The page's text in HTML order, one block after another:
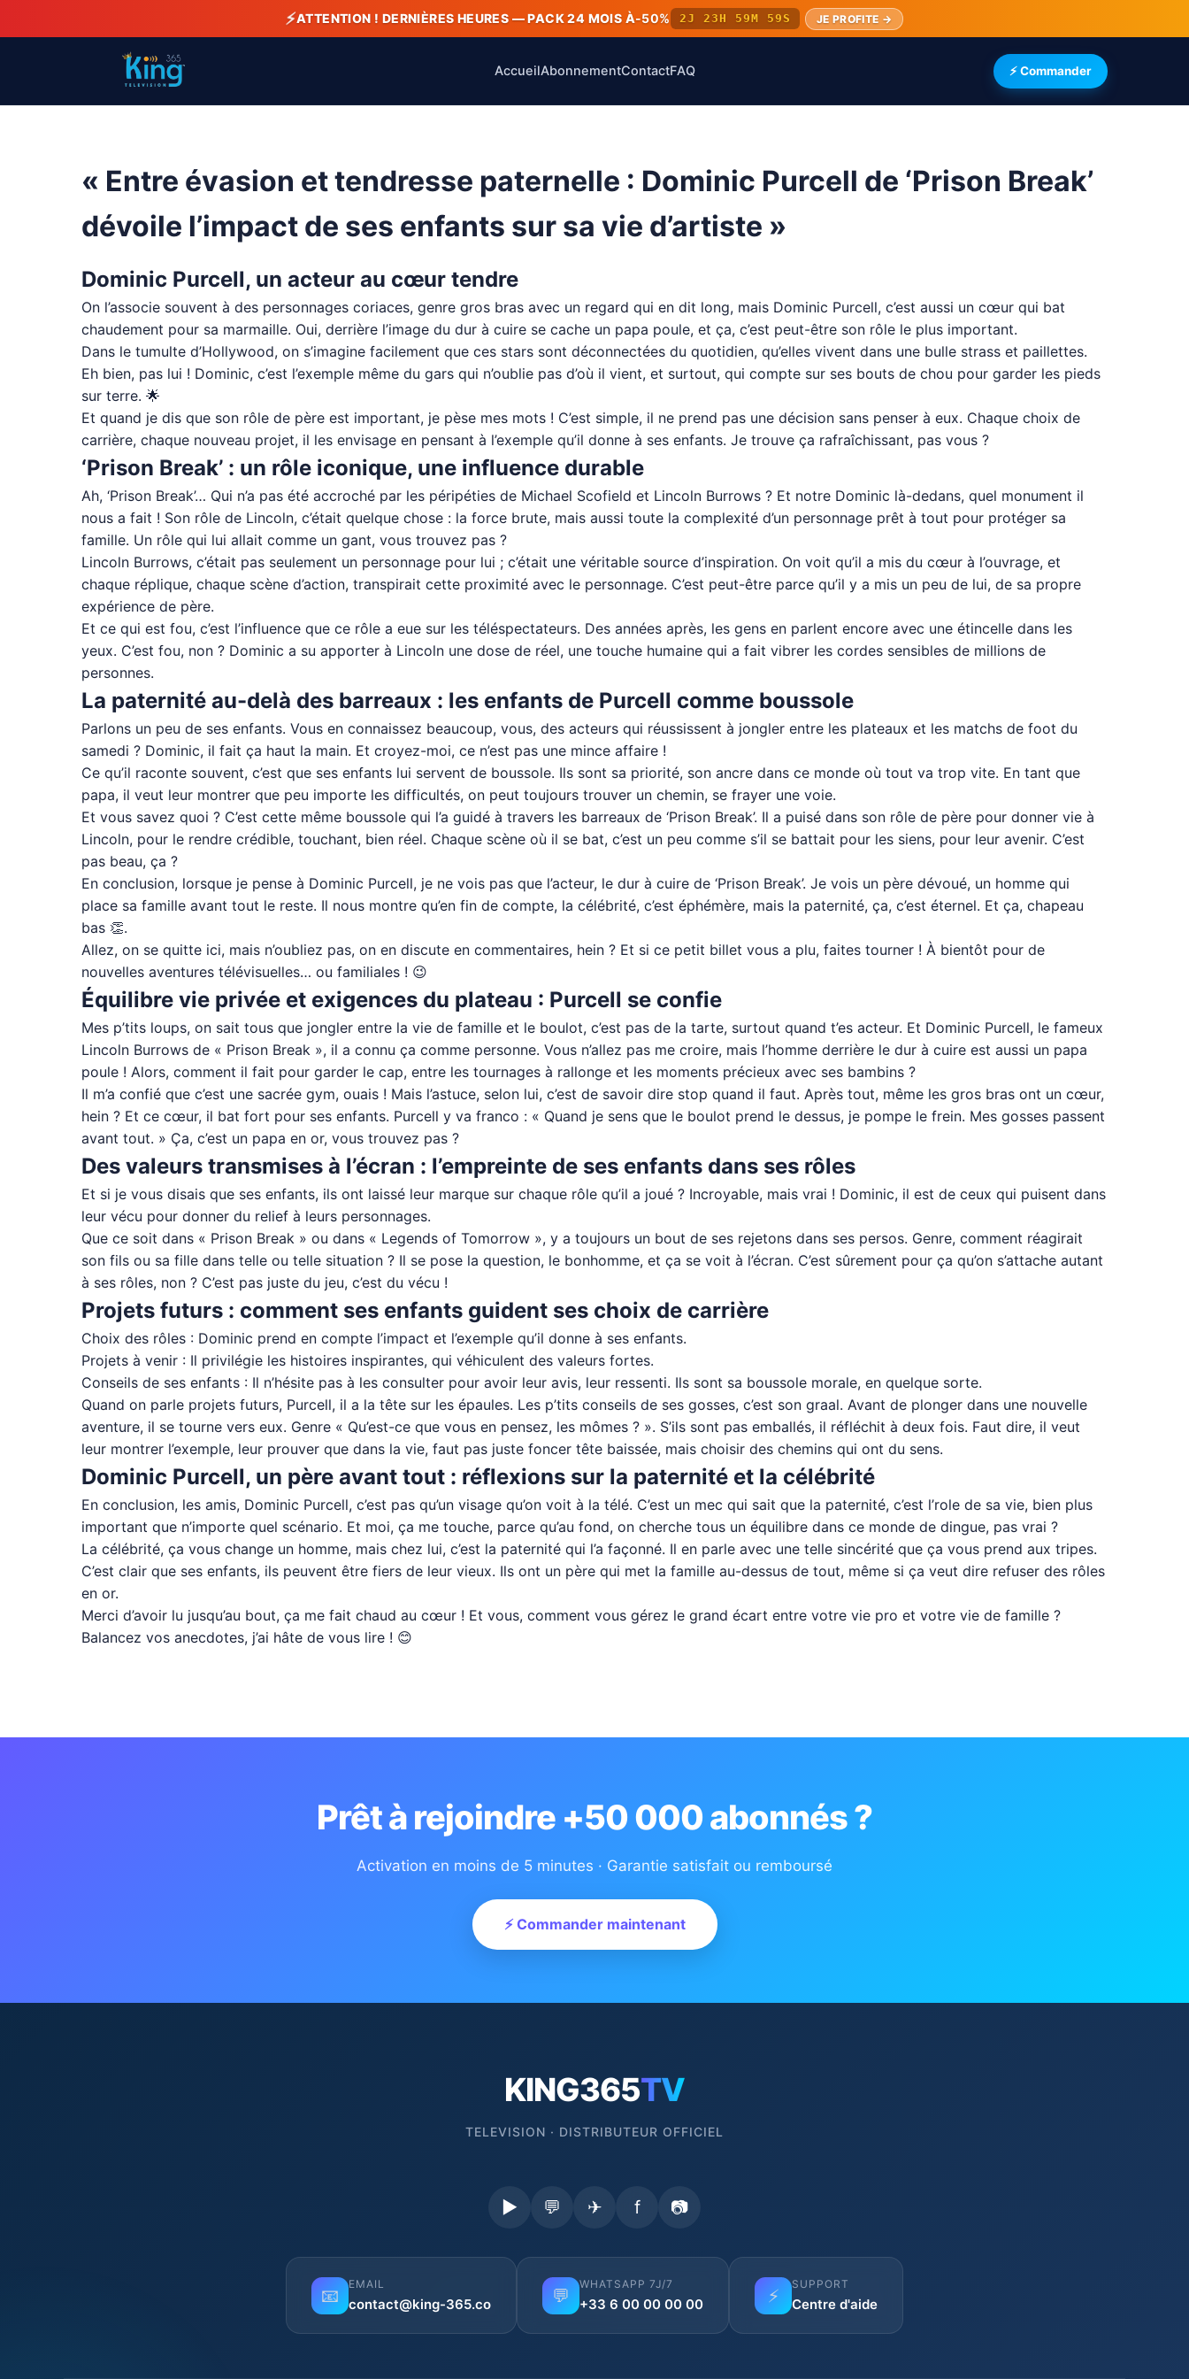
⚡ATTENTION ! DERNIÈRES HEURES — PACK 24 MOIS À-50% 2J 23H 59M 59S JE PROFITE →
AccueilAbonnementContactFAQ ⚡ Commander
« Entre évasion et tendresse paternelle : Dominic Purcell de ‘Prison Break’
dévoile l’impact de ses enfants sur sa vie d’artiste »
Dominic Purcell, un acteur au cœur tendre
On l’associe souvent à des personnages coriaces, genre gros bras avec un regard qui en dit long, mais Dominic Purcell, c’est aussi un cœur qui bat
chaudement pour sa marmaille. Oui, derrière l’image du dur à cuire se cache un papa poule, et ça, c’est peut-être son rôle le plus important.
Dans le tumulte d’Hollywood, on s’imagine facilement que ces stars sont déconnectées du quotidien, qu’elles vivent dans une bulle strass et paillettes.
Eh bien, pas lui ! Dominic, c’est l’exemple même du gars qui n’oublie pas d’où il vient, et surtout, qui compte sur ses bouts de chou pour garder les pieds
sur terre. 🌟
Et quand je dis que son rôle de père est important, je pèse mes mots ! C’est simple, il ne prend pas une décision sans penser à eux. Chaque choix de
carrière, chaque nouveau projet, il les envisage en pensant à l’exemple qu’il donne à ses enfants. Je trouve ça rafraîchissant, pas vous ?
‘Prison Break’ : un rôle iconique, une influence durable
Ah, ‘Prison Break’… Qui n’a pas été accroché par les péripéties de Michael Scofield et Lincoln Burrows ? Et notre Dominic là-dedans, quel monument il
nous a fait ! Son rôle de Lincoln, c’était quelque chose : la force brute, mais aussi toute la complexité d’un personnage prêt à tout pour protéger sa
famille. Un rôle qui lui allait comme un gant, vous trouvez pas ?
Lincoln Burrows, c’était pas seulement un personnage pour lui ; c’était une véritable source d’inspiration. On voit qu’il a mis du cœur à l’ouvrage, et
chaque réplique, chaque scène d’action, transpirait cette proximité avec le personnage. C’est peut-être parce qu’il y a mis un peu de lui, de sa propre
expérience de père.
Et ce qui est fou, c’est l’influence que ce rôle a eue sur les téléspectateurs. Des années après, les gens en parlent encore avec une étincelle dans les
yeux. C’est fou, non ? Dominic a su apporter à Lincoln une dose de réel, une touche humaine qui a fait vibrer les cordes sensibles de millions de
personnes.
La paternité au-delà des barreaux : les enfants de Purcell comme boussole
Parlons un peu de ses enfants. Vous en connaissez beaucoup, vous, des acteurs qui réussissent à jongler entre les plateaux et les matchs de foot du
samedi ? Dominic, il fait ça haut la main. Et croyez-moi, ce n’est pas une mince affaire !
Ce qu’il raconte souvent, c’est que ses enfants lui servent de boussole. Ils sont sa priorité, son ancre dans ce monde où tout va trop vite. En tant que
papa, il veut leur montrer que peu importe les difficultés, on peut toujours trouver un chemin, se frayer une voie.
Et vous savez quoi ? C’est cette même boussole qui l’a guidé à travers les barreaux de ‘Prison Break’. Il a puisé dans son rôle de père pour donner vie à
Lincoln, pour le rendre crédible, touchant, bien réel. Chaque scène où il se bat, c’est un peu comme s’il se battait pour les siens, pour leur avenir. C’est
pas beau, ça ?
En conclusion, lorsque je pense à Dominic Purcell, je ne vois pas que l’acteur, le dur à cuire de ‘Prison Break’. Je vois un père dévoué, un homme qui
place sa famille avant tout le reste. Il nous montre qu’en fin de compte, la célébrité, c’est éphémère, mais la paternité, ça, c’est éternel. Et ça, chapeau
bas 👏.
Allez, on se quitte ici, mais n’oubliez pas, on en discute en commentaires, hein ? Et si ce petit billet vous a plu, faites tourner ! À bientôt pour de
nouvelles aventures télévisuelles… ou familiales ! 😉
Équilibre vie privée et exigences du plateau : Purcell se confie
Mes p’tits loups, on sait tous que jongler entre la vie de famille et le boulot, c’est pas de la tarte, surtout quand t’es acteur. Et Dominic Purcell, le fameux
Lincoln Burrows de « Prison Break », il a connu ça comme personne. Vous n’allez pas me croire, mais l’homme derrière le dur à cuire est aussi un papa
poule ! Alors, comment il fait pour garder le cap, entre les tournages à rallonge et les moments précieux avec ses bambins ?
Il m’a confié que c’est une sacrée gym, ouais ! Mais l’astuce, selon lui, c’est de savoir dire stop quand il faut. Après tout, même les gros bras ont un cœur,
hein ? Et ce cœur, il bat fort pour ses enfants. Purcell y va franco : « Quand je sens que le boulot prend le dessus, je pompe le frein. Mes gosses passent
avant tout. » Ça, c’est un papa en or, vous trouvez pas ?
Des valeurs transmises à l’écran : l’empreinte de ses enfants dans ses rôles
Et si je vous disais que ses enfants, ils ont laissé leur marque sur chaque rôle qu’il a joué ? Incroyable, mais vrai ! Dominic, il est de ceux qui puisent dans
leur vécu pour donner du relief à leurs personnages.
Que ce soit dans « Prison Break » ou dans « Legends of Tomorrow », y a toujours un bout de ses rejetons dans ses persos. Genre, comment réagirait
son fils ou sa fille dans telle ou telle situation ? Il se pose la question, le bonhomme, et ça se voit à l’écran. C’est sûrement pour ça qu’on s’attache autant
à ses rôles, non ? C’est pas juste du jeu, c’est du vécu !
Projets futurs : comment ses enfants guident ses choix de carrière
Choix des rôles : Dominic prend en compte l’impact et l’exemple qu’il donne à ses enfants.
Projets à venir : Il privilégie les histoires inspirantes, qui véhiculent des valeurs fortes.
Conseils de ses enfants : Il n’hésite pas à les consulter pour avoir leur avis, leur ressenti. Ils sont sa boussole morale, en quelque sorte.
Quand on parle projets futurs, Purcell, il a la tête sur les épaules. Les p’tits conseils de ses gosses, c’est son graal. Avant de plonger dans une nouvelle
aventure, il se tourne vers eux. Genre « Qu’est-ce que vous en pensez, les mômes ? ». S’ils sont pas emballés, il réfléchit à deux fois. Faut dire, il veut
leur montrer l’exemple, leur prouver que dans la vie, faut pas juste foncer tête baissée, mais choisir des chemins qui ont du sens.
Dominic Purcell, un père avant tout : réflexions sur la paternité et la célébrité
En conclusion, les amis, Dominic Purcell, c’est pas qu’un visage qu’on voit à la télé. C’est un mec qui sait que la paternité, c’est l’role de sa vie, bien plus
important que n’importe quel scénario. Et moi, ça me touche, parce qu’au fond, on cherche tous un équilibre dans ce monde de dingue, pas vrai ?
La célébrité, ça vous change un homme, mais chez lui, c’est la paternité qui l’a façonné. Il en parle avec une telle sincérité que ça vous prend aux tripes.
C’est clair que ses enfants, ils peuvent être fiers de leur vieux. Ils ont un père qui met la famille au-dessus de tout, même si ça veut dire refuser des rôles
en or.
Merci d’avoir lu jusqu’au bout, ça me fait chaud au cœur ! Et vous, comment vous gérez le grand écart entre votre vie pro et votre vie de famille ?
Balancez vos anecdotes, j’ai hâte de vous lire ! 😊
Prêt à rejoindre +50 000 abonnés ?
Activation en moins de 5 minutes · Garantie satisfait ou remboursé
⚡ Commander maintenant
KING365TV
TELEVISION · DISTRIBUTEUR OFFICIEL
▶ 💬 ✈ f 📷
📧
EMAIL
contact@king-365.co 💬
WHATSAPP 7J/7
+33 6 00 00 00 00 ⚡
SUPPORT
Centre d'aide